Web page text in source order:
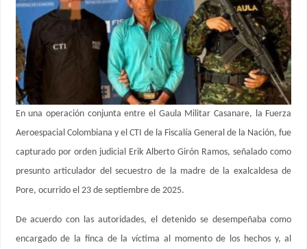
En una operación conjunta entre el Gaula Militar Casanare, la Fuerza
Aeroespacial Colombiana y el CTI de la Fiscalía General de la Nación, fue
capturado por orden judicial Erik Alberto Girón Ramos, señalado como
presunto articulador del secuestro de la madre de la exalcaldesa de
Pore, ocurrido el 23 de septiembre de 2025.
De acuerdo con las autoridades, el detenido se desempeñaba como
encargado de la finca de la víctima al momento de los hechos y, al